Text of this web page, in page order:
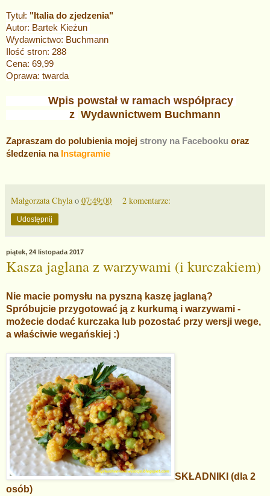
Tytuł: "Italia do zjedzenia"
Autor: Bartek Kieżun
Wydawnictwo: Buchmann
Ilość stron: 288
Cena: 69,99
Oprawa: twarda
Wpis powstał w ramach współpracy
z Wydawnictwem Buchmann
Zapraszam do polubienia mojej strony na Facebooku oraz
śledzenia na Instagramie
Małgorzata Chyla o 07:49:00 2 komentarze:
Udostępnij
piątek, 24 listopada 2017
Kasza jaglana z warzywami (i kurczakiem)
Nie macie pomysłu na pyszną kaszę jaglaną?
Spróbujcie przygotować ją z kurkumą i warzywami -
możecie dodać kurczaka lub pozostać przy wersji wege,
a właściwie wegańskiej :)
SKŁADNIKI (dla 2
osób)